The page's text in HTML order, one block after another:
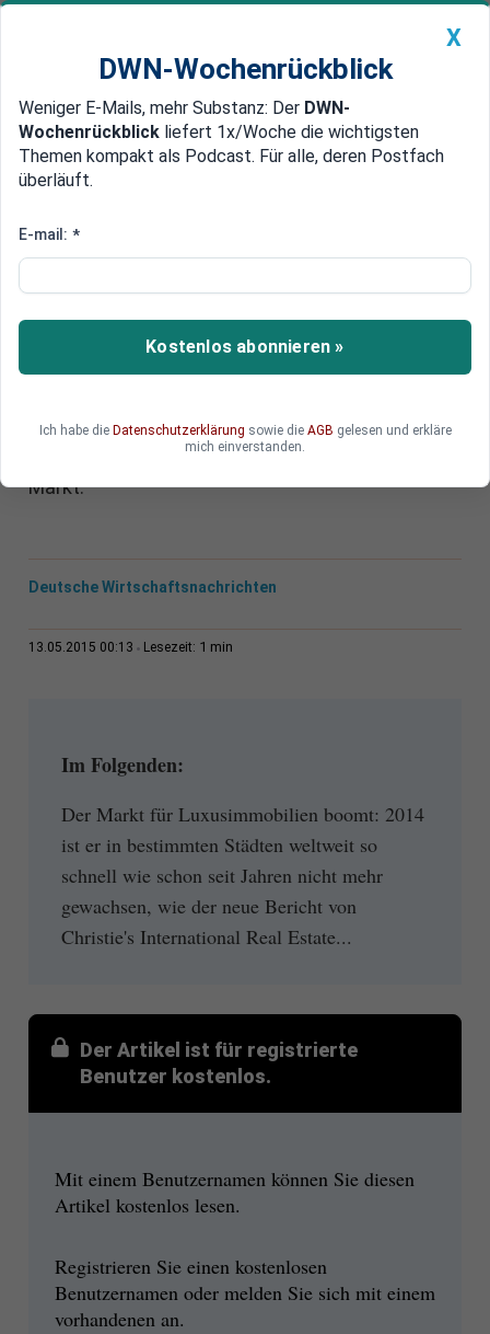
Newsticker MEIN DWN: Geldanlage Premium
Edelmetalle DWN-Magazin China
Folge der Niedrig-Zinsen
Flucht in Sachwerte: Crash-
Gefahr bei Luxus-Immobilien
Die Niedrigzinsen und die starken Schwankungen
Millionäre suchen nach sicheren Anlagen.
Markt.
Deutsche Wirtschaftsnachrichten
13.05.2015 00:13 Lesezeit: 1 min
Im Folgenden:
Der Markt für Luxusimmobilien boomt: 2014
ist er in bestimmten Städten weltweit so
schnell wie schon seit Jahren nicht mehr
gewachsen, wie der neue Bericht von
Christie's International Real Estate...
Der Artikel ist für registrierte
Benutzer kostenlos.
Mit einem Benutzernamen können Sie diesen
Artikel kostenlos lesen.
Registrieren Sie einen kostenlosen
Benutzernamen oder melden Sie sich mit einem
vorhandenen an.
X
DWN-Wochenrückblick
Weniger E-Mails, mehr Substanz: Der DWN-
Wochenrückblick liefert 1x/Woche die wichtigsten
Themen kompakt als Podcast. Für alle, deren Postfach
überläuft.
E-mail: *
Kostenlos abonnieren »
Ich habe die Datenschutzerklärung sowie die AGB gelesen und erkläre
mich einverstanden.